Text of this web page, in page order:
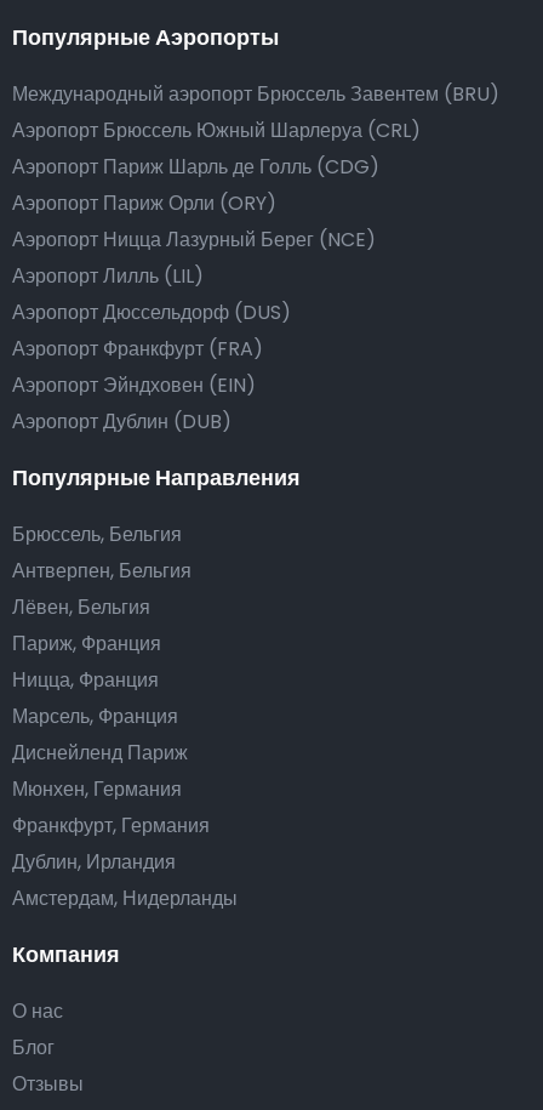
Компания
О нас
Блог
Отзывы
Популярные Аэропорты
Международный аэропорт Брюссель Завентем (BRU)
Аэропорт Брюссель Южный Шарлеруа (CRL)
Аэропорт Париж Шарль де Голль (CDG)
Аэропорт Париж Орли (ORY)
Аэропорт Ницца Лазурный Берег (NCE)
Аэропорт Лилль (LIL)
Аэропорт Дюссельдорф (DUS)
Аэропорт Франкфурт (FRA)
Аэропорт Эйндховен (EIN)
Аэропорт Дублин (DUB)
Популярные Направления
Брюссель, Бельгия
Антверпен, Бельгия
Лёвен, Бельгия
Париж, Франция
Ницца, Франция
Марсель, Франция
Диснейленд Париж
Мюнхен, Германия
Франкфурт, Германия
Дублин, Ирландия
Амстердам, Нидерланды